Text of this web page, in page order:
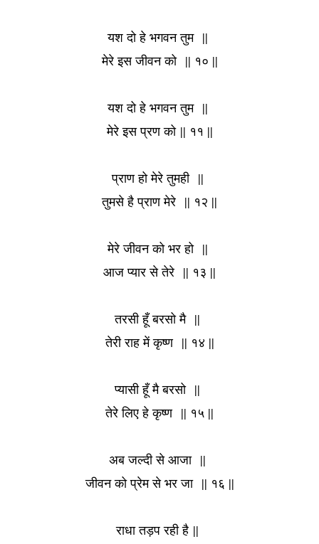
यश दो हे भगवन तुम ||
मेरे इस जीवन को || १० ||
यश दो हे भगवन तुम ||
मेरे इस प्रण को|| ११ ||
प्राण हो मेरे तुमही ||
तुमसे है प्राण मेरे || १२ ||
मेरे जीवन को भर हो ||
आज प्यार से तेरे || १३ ||
तरसी हूँ बरसो मै ||
तेरी राह में कृष्ण || १४ ||
प्यासी हूँ मै बरसो ||
तेरे लिए हे कृष्ण || १५ ||
अब जल्दी से आजा ||
जीवन को प्रेम से भर जा || १६ ||
राधा तड़प रही है ||